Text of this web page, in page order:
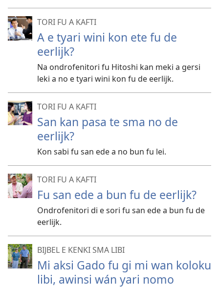
TORI FU A KAFTI
A e tyari wini kon ete fu de
eerlijk?
Na ondrofenitori fu Hitoshi kan meki a gersi
leki a no e tyari wini kon fu de eerlijk.
TORI FU A KAFTI
San kan pasa te sma no de
eerlijk?
Kon sabi fu san ede a no bun fu lei.
TORI FU A KAFTI
Fu san ede a bun fu de eerlijk?
Ondrofenitori di e sori fu san ede a bun fu de
eerlijk.
BIJBEL E KENKI SMA LIBI
Mi aksi Gado fu gi mi wan koloku
libi, awinsi wán yari nomo